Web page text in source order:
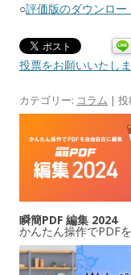
○評価版のダウンロー
投票をお願いいたし
カテゴリー: コラム | 投
瞬簡PDF 編集 2024
かんたん操作でPDF